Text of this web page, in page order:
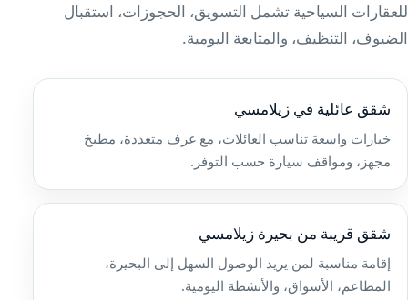
للعقارات السياحية تشمل التسويق، الحجوزات، استقبال
الضيوف، التنظيف، والمتابعة اليومية.
شقق عائلية في زيلامسي
خيارات واسعة تناسب العائلات، مع غرف متعددة، مطبخ
مجهز، ومواقف سيارة حسب التوفر.
شقق قريبة من بحيرة زيلامسي
إقامة مناسبة لمن يريد الوصول السهل إلى البحيرة،
المطاعم، الأسواق، والأنشطة اليومية.